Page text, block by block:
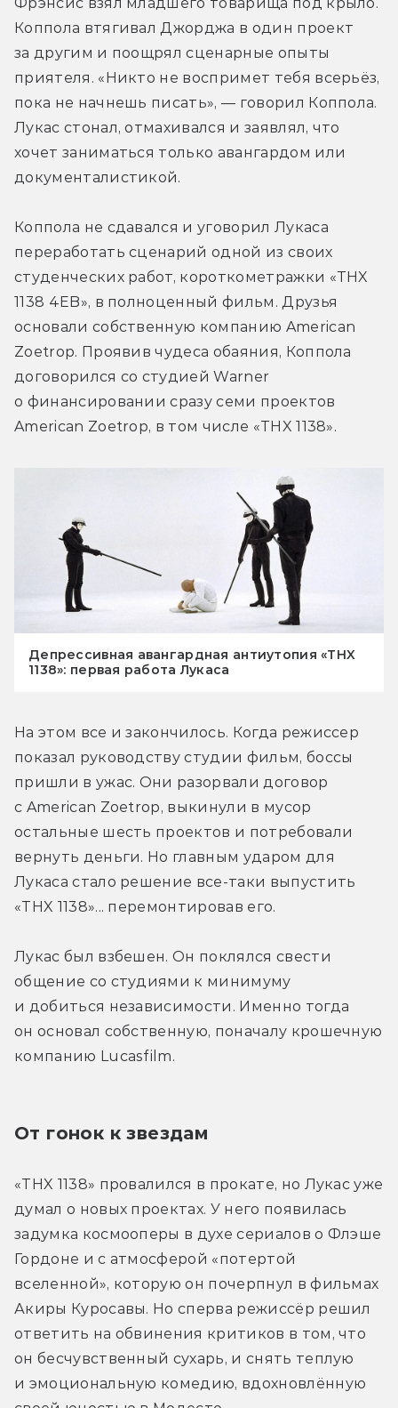
Коппола втягивал Джорджа в один проект
за другим и поощрял сценарные опыты
приятеля. «Никто не воспримет тебя всерьёз,
пока не начнешь писать», — говорил Коппола.
Лукас стонал, отмахивался и заявлял, что
хочет заниматься только авангардом или
документалистикой.
Коппола не сдавался и уговорил Лукаса
переработать сценарий одной из своих
студенческих работ, короткометражки «THX
1138 4EB», в полноценный фильм. Друзья
основали собственную компанию American
Zoetrop. Проявив чудеса обаяния, Коппола
договорился со студией Warner
о финансировании сразу семи проектов
American Zoetrop, в том числе «THX 1138».
Депрессивная авангардная антиутопия «THX
1138»: первая работа Лукаса
На этом все и закончилось. Когда режиссер
показал руководству студии фильм, боссы
пришли в ужас. Они разорвали договор
с American Zoetrop, выкинули в мусор
остальные шесть проектов и потребовали
вернуть деньги. Но главным ударом для
Лукаса стало решение все-таки выпустить
«THX 1138»... перемонтировав его.
Лукас был взбешен. Он поклялся свести
общение со студиями к минимуму
и добиться независимости. Именно тогда
он основал собственную, поначалу крошечную
компанию Lucasfilm.
От гонок к звездам
«THX 1138» провалился в прокате, но Лукас уже
думал о новых проектах. У него появилась
задумка космооперы в духе сериалов о Флэше
Гордоне и с атмосферой «потертой
вселенной», которую он почерпнул в фильмах
Акиры Куросавы. Но сперва режиссёр решил
ответить на обвинения критиков в том, что
он бесчувственный сухарь, и снять теплую
и эмоциональную комедию, вдохновлённую